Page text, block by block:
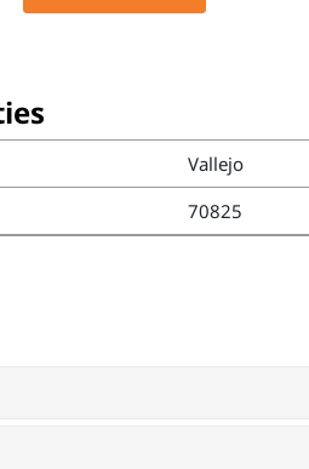
Vallejo
70825